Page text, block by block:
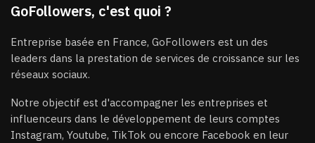
GoFollowers, c'est quoi ?
Entreprise basée en France, GoFollowers est un des
leaders dans la prestation de services de croissance sur les
réseaux sociaux.
Notre objectif est d'accompagner les entreprises et
influenceurs dans le développement de leurs comptes
Instagram, Youtube, TikTok ou encore Facebook en leur